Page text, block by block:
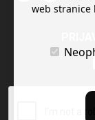
web stranice